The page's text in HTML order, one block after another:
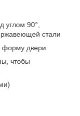
углом 90°,
стали
форму двери
чтобы